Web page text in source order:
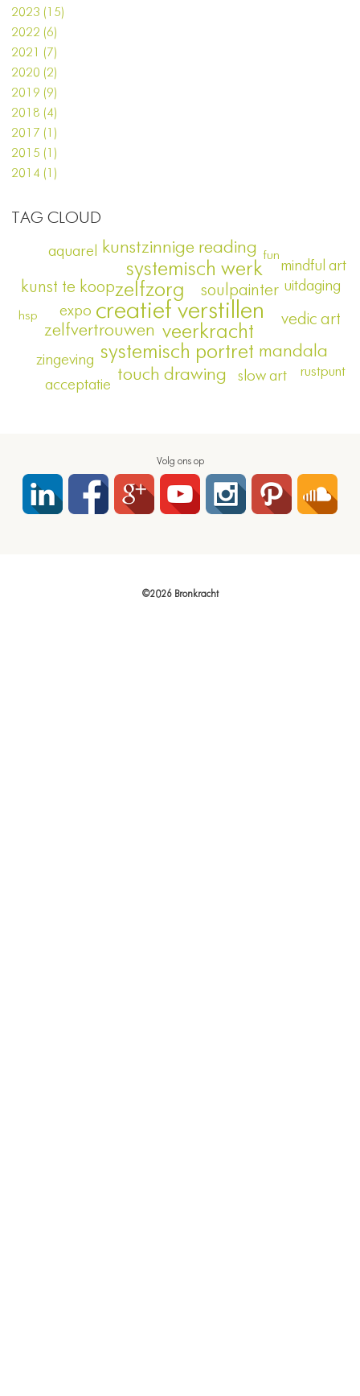
2023 (15)
2022 (6)
2021 (7)
2020 (2)
2019 (9)
2018 (4)
2017 (1)
2015 (1)
2014 (1)
TAG CLOUD
creatief verstillen
veerkracht
zelfzorg
systemisch portret
systemisch werk
zelfvertrouwen
touch drawing
kunstzinnige reading
mandala
kunst te koop
soulpainter
vedic art
zingeving
slow art
acceptatie
mindful art
expo
uitdaging
aquarel
rustpunt
fun
hsp
Volg ons op
©2026 Bronkracht